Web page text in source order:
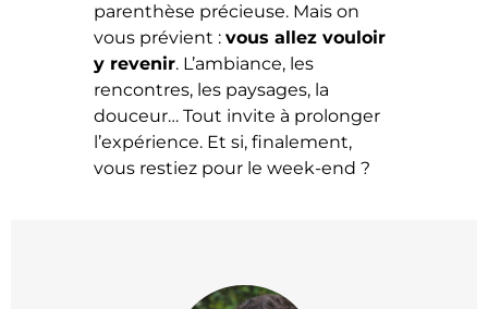
parenthèse précieuse. Mais on
vous prévient :vous allez vouloir
y revenir. L’ambiance, les
rencontres, les paysages, la
douceur… Tout invite à prolonger
l’expérience. Et si, finalement,
vous restiez pour le week-end ?